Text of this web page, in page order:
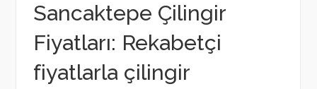
Sancaktepe Çilingir
Fiyatları: Rekabetçi
fiyatlarla çilingir